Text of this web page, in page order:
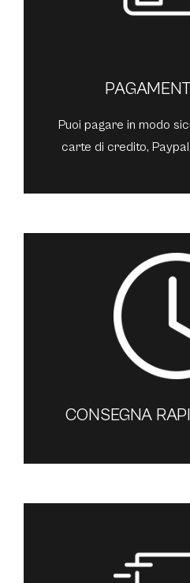
Puoi pagare in modo
carte di credito,
CONSEGNA